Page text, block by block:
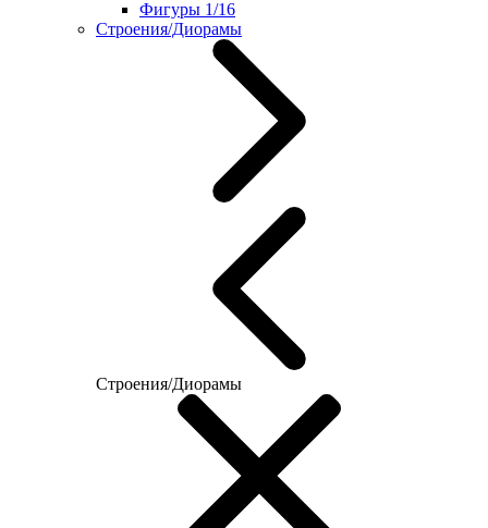
Фигуры 1/16
Строения/Диорамы
Строения/Диорамы